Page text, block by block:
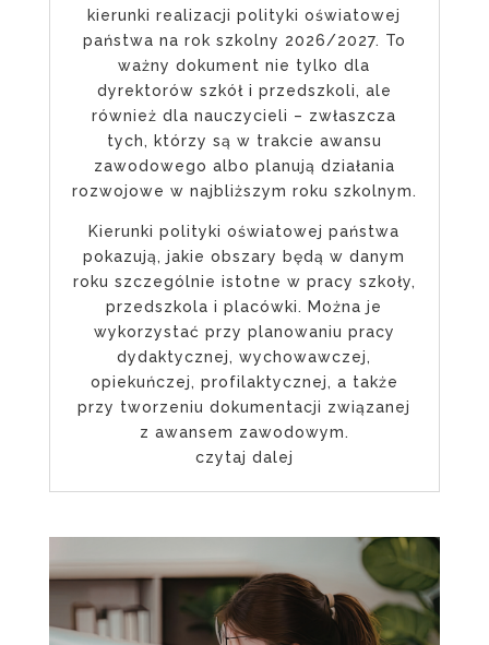
kierunki realizacji polityki oświatowej
państwa na rok szkolny 2026/2027. To
ważny dokument nie tylko dla
dyrektorów szkół i przedszkoli, ale
również dla nauczycieli – zwłaszcza
tych, którzy są w trakcie awansu
zawodowego albo planują działania
rozwojowe w najbliższym roku szkolnym.
Kierunki polityki oświatowej państwa
pokazują, jakie obszary będą w danym
roku szczególnie istotne w pracy szkoły,
przedszkola i placówki. Można je
wykorzystać przy planowaniu pracy
dydaktycznej, wychowawczej,
opiekuńczej, profilaktycznej, a także
przy tworzeniu dokumentacji związanej
z awansem zawodowym.
czytaj dalej